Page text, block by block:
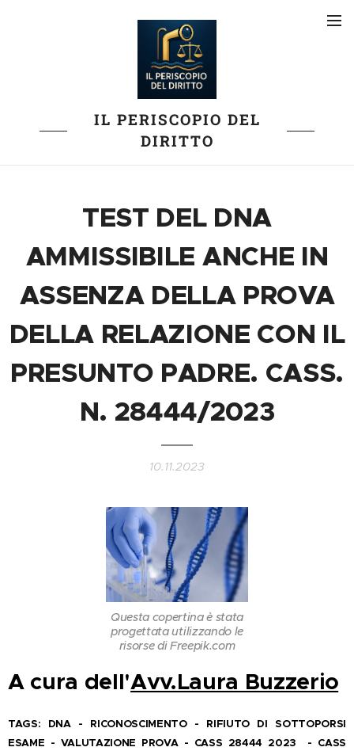
IL PERISCOPIO DEL
DIRITTO
TEST DEL DNA
AMMISSIBILE ANCHE IN
ASSENZA DELLA PROVA
DELLA RELAZIONE CON IL
PRESUNTO PADRE. CASS.
N. 28444/2023
10.11.2023
Questa copertina è stata
progettata utilizzando le
risorse di Freepik.com
A cura dell'Avv.Laura Buzzerio
TAGS: DNA - RICONOSCIMENTO - RIFIUTO DI SOTTOPORSI
ESAME - VALUTAZIONE PROVA - CASS 28444 2023 - CASS